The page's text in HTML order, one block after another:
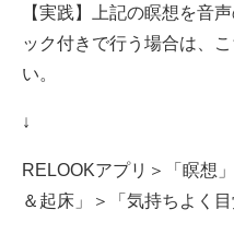
【実践】上記の瞑想を音
ック付きで行う場合は、
い。
↓
RELOOKアプリ＞「瞑想
＆起床」＞「気持ちよく目